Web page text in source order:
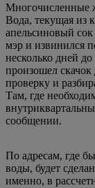
Многочисленные
Вода, текущая из
апельсиновый
мэр и извинился
несколько дней
произошел
проверку и
Там, где
сообщении.
По адресам, где
воды, будет
именно, в